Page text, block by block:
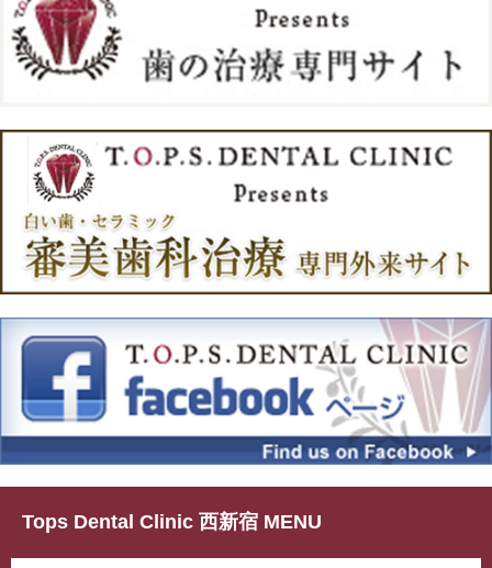
Tops Dental Clinic 西新宿 MENU